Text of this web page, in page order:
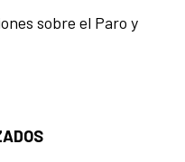
sobre el Paro y